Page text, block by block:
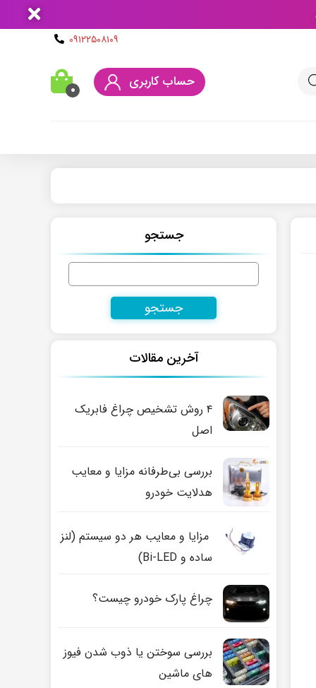
۰۹۱۲۲۵۰۸۱۰۹
۰ حساب کاربری
جستجو
جستجو
آخرین مقالات
۴ روش تشخیص چراغ فابریک
اصل
بررسی بی‌طرفانه مزایا و معایب
هدلایت خودرو
مزایا و معایب هر دو سیستم (لنز
ساده و Bi-LED)
چراغ پارک خودرو چیست؟
بررسی سوختن یا ذوب شدن فیوز
های ماشین